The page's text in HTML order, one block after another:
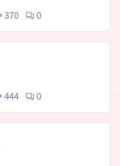
370 0
444 0